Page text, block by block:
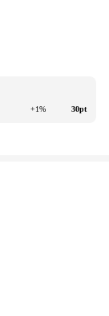
+1% 30pt